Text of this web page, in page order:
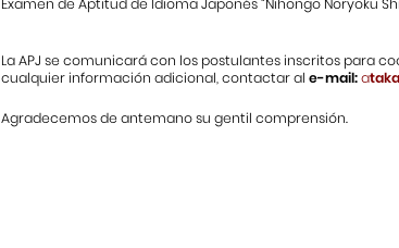
La APJ se comunicará con los postulantes inscritos para
cualquier información adicional, contactar al e-mail:at
Agradecemos de antemano su gentil comprensión.